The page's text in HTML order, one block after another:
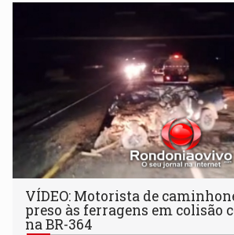
VÍDEO: Motorista de
preso às ferragens em colisão
na BR-364